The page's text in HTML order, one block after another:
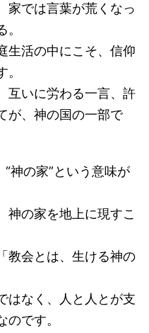
家では言葉が荒くなっ
生活の中にこそ、信仰
互いに労わる一言、許
、神の国の一部で
神の家”という意味が
神の家を地上に現すこ
教会とは、生ける神の
はなく、人と人とが支
です。